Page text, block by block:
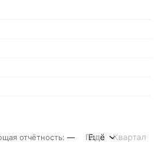
отчётность: — Год Квартал
Ещё